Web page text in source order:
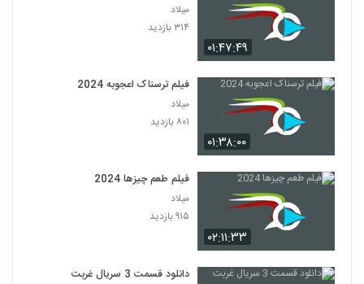
۰۱:۴۷:۴۹
میلاد
۳۱۴ بازدید
۰۱:۳۸:۰۰
فیلم ترسناک اعجوبه 2024
میلاد
۸۰۱ بازدید
۰۲:۱۱:۳۳
فیلم طعم چیزها 2024
میلاد
۹۱۵ بازدید
دانلود قسمت 3 سریال غربت